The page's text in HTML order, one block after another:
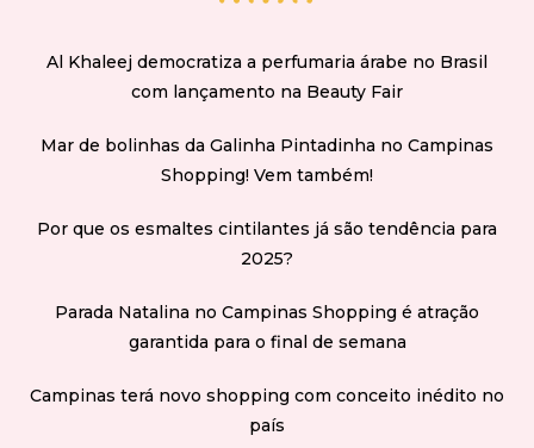
Al Khaleej democratiza a perfumaria árabe no Brasil
com lançamento na Beauty Fair
Mar de bolinhas da Galinha Pintadinha no Campinas
Shopping! Vem também!
Por que os esmaltes cintilantes já são tendência para
2025?
Parada Natalina no Campinas Shopping é atração
garantida para o final de semana
Campinas terá novo shopping com conceito inédito no
país